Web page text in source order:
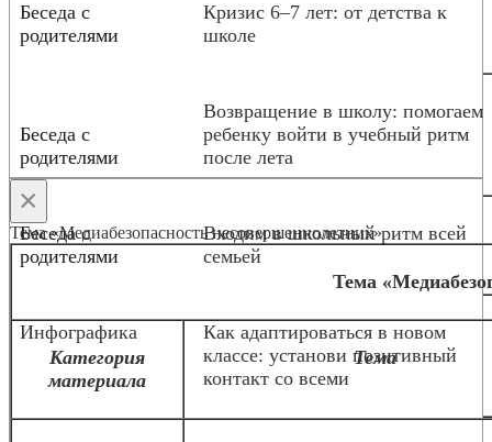
Беседа с
родителями
Кризис 6–7 лет: от детства к
школе
Беседа с
родителями
Возвращение в школу: помогаем
ребенку войти в учебный ритм
после лета
Беседа с
родителями
Входим в школьный ритм всей
семьей
Инфографика
Как адаптироваться в новом
классе: установи позитивный
контакт со всеми
×
Тема «Медиабезопасность несовершеннолетних»
Тема
Категория
материала
Тема